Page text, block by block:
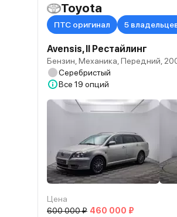
Toyota
ПТС оригинал 5
Avensis, II Рестайлинг
Бензин, Механика, Передний,
Серебристый
Все 19 опций
Цена
600 000 ₽ 460 000 ₽